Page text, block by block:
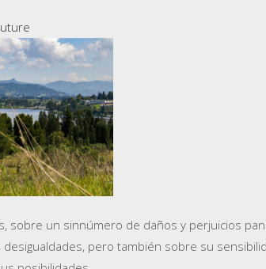
sobre un sinnúmero de daños y perjuicios
desigualdades, pero también sobre su